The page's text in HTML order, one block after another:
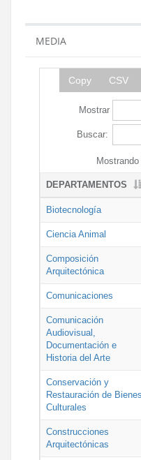
MEDIA
Copy CSV
Mostrar
Buscar:
DEPARTAMENTOS
Biotecnología
Ciencia Animal
Composición
Arquitectónica
Comunicaciones
Comunicación
Audiovisual,
Documentación e
Historia del Arte
Conservación y
Restauración de Bienes
Culturales
Construcciones
Arquitectónicas